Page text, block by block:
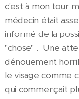
c'est à mon tour
médecin était
informé de la
"chose" . Une
dénouement
le visage comme
qui commençait